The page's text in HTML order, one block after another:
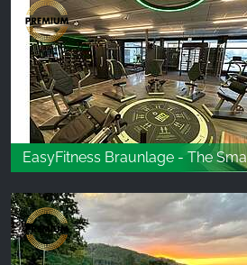
EasyFitness Braunlage - The